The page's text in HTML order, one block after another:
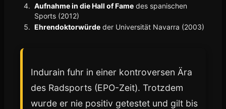
Aufnahme in die Hall of Fame des spanischen
Sports (2012)
Ehrendoktorwürde der Universität Navarra (2003)
Indurain fuhr in einer kontroversen Ära
des Radsports (EPO-Zeit). Trotzdem
wurde er nie positiv getestet und gilt bis